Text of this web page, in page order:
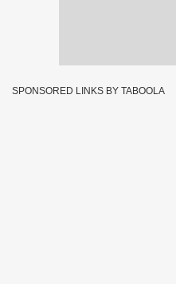
SPONSORED LINKS BY TABOOLA